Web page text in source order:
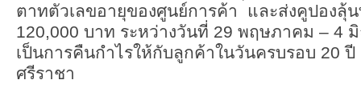
ตาทตัวเลขอายุของศูนย์การค้า และส่งคูปองลุ้
120,000 บาท ระหว่างวันที่ 29 พฤษภาคม – 4
เป็นการคืนกำไรให้กับลูกค้าในวันครบรอบ 20
ศรีราชา